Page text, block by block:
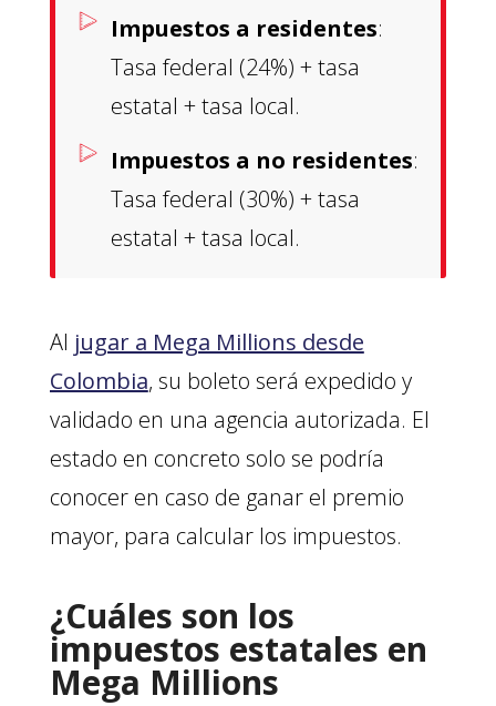
Impuestos a residentes:
Tasa federal (24%) + tasa
estatal + tasa local.
Impuestos a no residentes:
Tasa federal (30%) + tasa
estatal + tasa local.
Al jugar a Mega Millions desde
Colombia, su boleto será expedido y
validado en una agencia autorizada. El
estado en concreto solo se podría
conocer en caso de ganar el premio
mayor, para calcular los impuestos.
¿Cuáles son los
impuestos estatales en
Mega Millions